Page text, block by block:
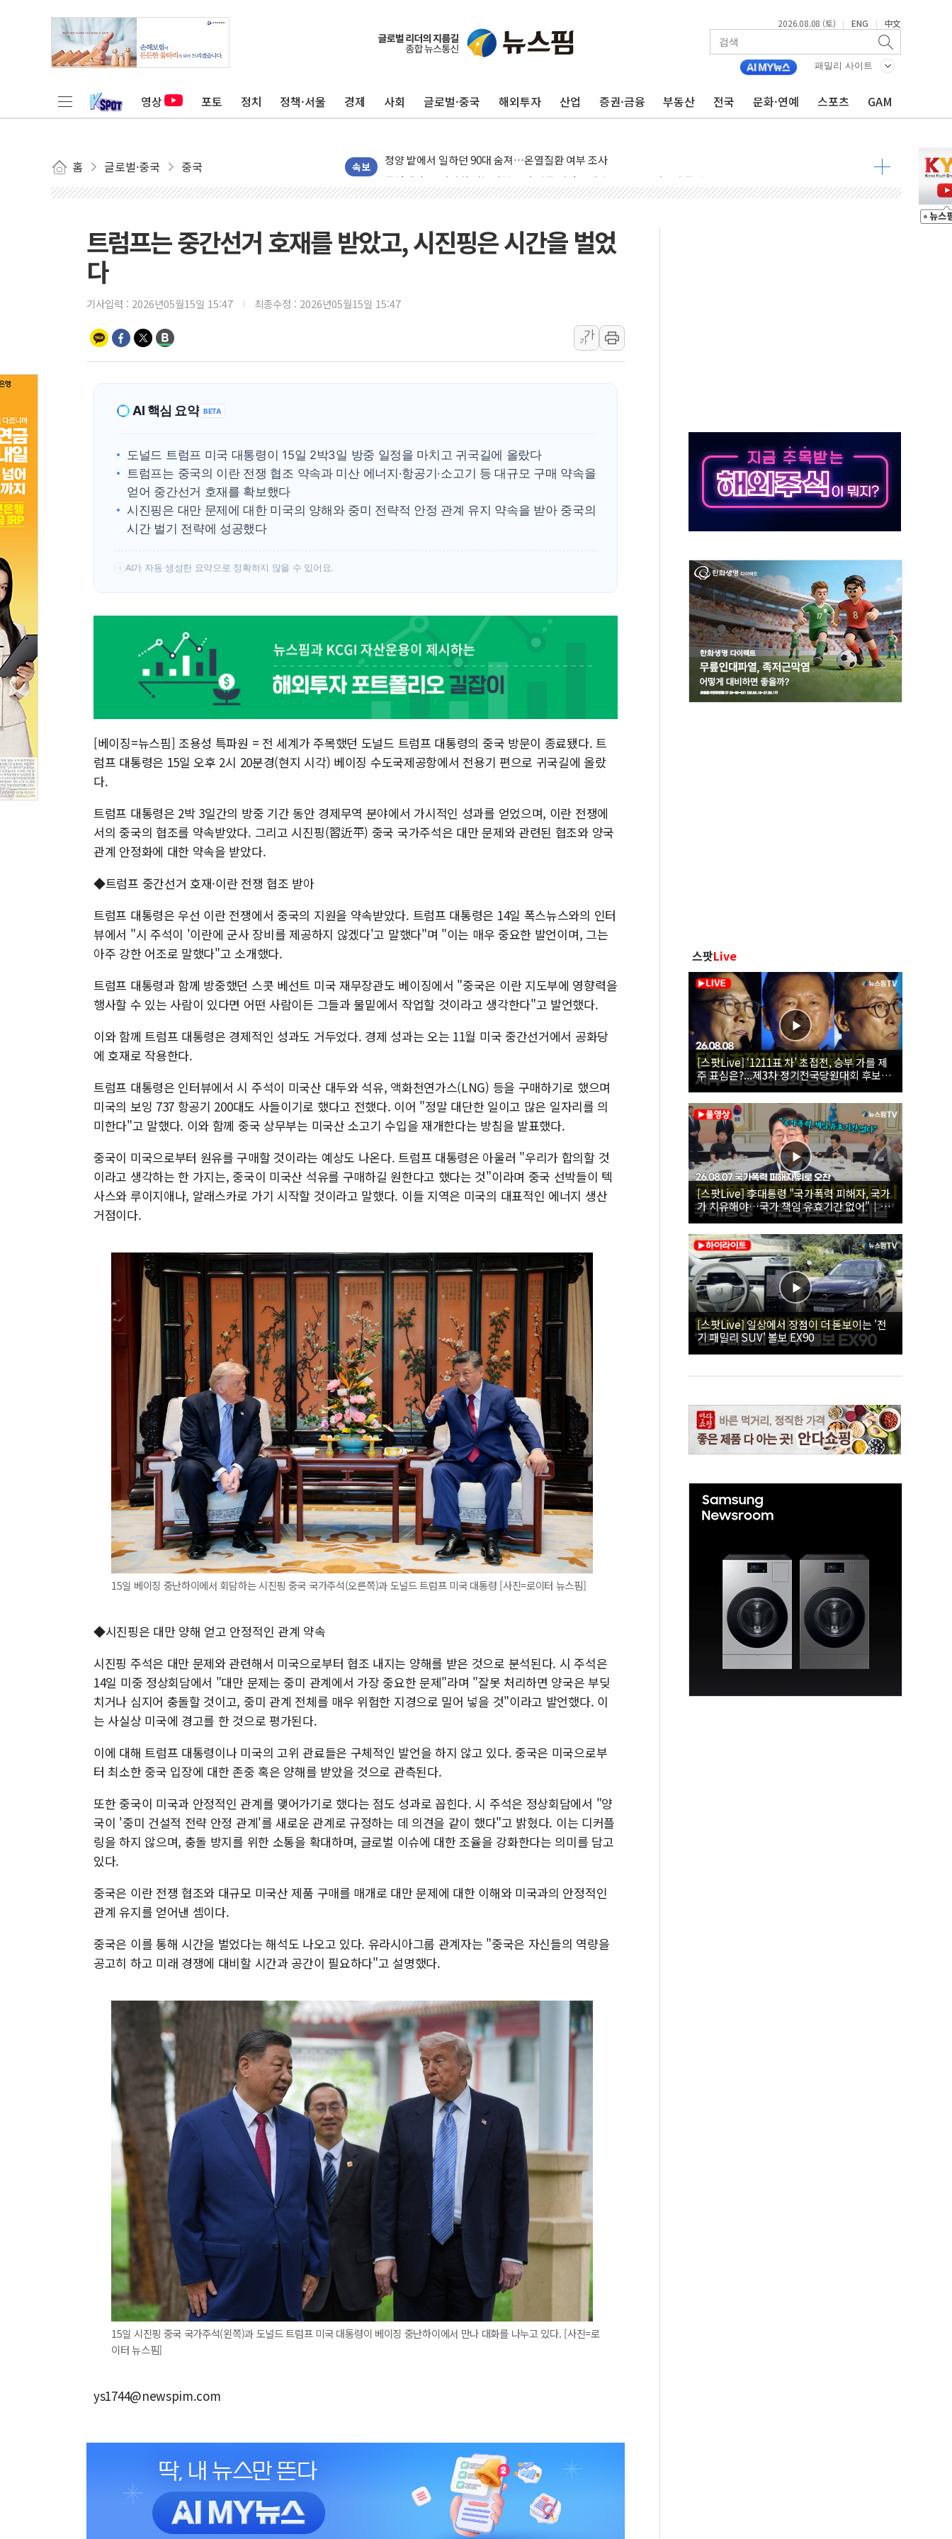
2026.08.08 (토) | ENG | 中文
패밀리 사이트
영상 포토 정치 정책·서울 경제 사회 글로벌·중국 해외투자 산업 증권·금융 부동산 전국 문화·연예 스포츠 GAM
홈 글로벌·중국 중국 속보
동해시, 11~14일 '별똥별 멍' 운영…페르세우스 유성우 관측
강원 중·남부 동해안 시간당 50mm 이상 폭우…호우경보 발효
폭염에 車 운전면허 기능시험 오전 집중 편성…체감온도 38도 넘으면 중단
李대통령, 'ISA·주가누르기 방지법' 전면 재검토 지시
충북 주말 무더위 지속…청주·진천 35도, 곳곳 소나기
10월 보완수사권 폐지·공소청 출범…피해자들 '범죄 사각지대' 우려
유럽증시, 美 고용 예상 밖 부진에 연준 금리 인상 가능성 낮아지며 상승… STOXX 600 지수는 나흘 연속 최고치
미 연준 매파 기세 꺾이나…고용 감소에 9월 동결 전망 우세
[종합] 이슬람 수니파 3국, '공동방위협정' 체결… 이스라엘·이란 위협에 맞설 자체 억지력 강화
이란 핵심 원유 수출항 '하르그섬', 최근 1주일 이상 '올스톱'… 美 해상봉쇄 영향
트럼프는 중간선거 호재를 받았고, 시진핑은 시간을 벌었
다
기사입력 : 2026년05월15일 15:47 최종수정 : 2026년05월15일 15:47
가
가
AI 핵심 요약 BETA
도널드 트럼프 미국 대통령이 15일 2박3일 방중 일정을 마치고 귀국길에 올랐다
트럼프는 중국의 이란 전쟁 협조 약속과 미산 에너지·항공기·소고기 등 대규모 구매 약속을
얻어 중간선거 호재를 확보했다
시진핑은 대만 문제에 대한 미국의 양해와 중미 전략적 안정 관계 유지 약속을 받아 중국의
시간 벌기 전략에 성공했다
! AI가 자동 생성한 요약으로 정확하지 않을 수 있어요.
[베이징=뉴스핌] 조용성 특파원 = 전 세계가 주목했던 도널드 트럼프 대통령의 중국 방문이 종료됐다. 트
럼프 대통령은 15일 오후 2시 20분경(현지 시각) 베이징 수도국제공항에서 전용기 편으로 귀국길에 올랐
다.
트럼프 대통령은 2박 3일간의 방중 기간 동안 경제무역 분야에서 가시적인 성과를 얻었으며, 이란 전쟁에
서의 중국의 협조를 약속받았다. 그리고 시진핑(習近平) 중국 국가주석은 대만 문제와 관련된 협조와 양국
관계 안정화에 대한 약속을 받았다.
◆트럼프 중간선거 호재·이란 전쟁 협조 받아
트럼프 대통령은 우선 이란 전쟁에서 중국의 지원을 약속받았다. 트럼프 대통령은 14일 폭스뉴스와의 인터
뷰에서 "시 주석이 '이란에 군사 장비를 제공하지 않겠다'고 말했다"며 "이는 매우 중요한 발언이며, 그는
아주 강한 어조로 말했다"고 소개했다.
트럼프 대통령과 함께 방중했던 스콧 베선트 미국 재무장관도 베이징에서 "중국은 이란 지도부에 영향력을
행사할 수 있는 사람이 있다면 어떤 사람이든 그들과 물밑에서 작업할 것이라고 생각한다"고 발언했다.
이와 함께 트럼프 대통령은 경제적인 성과도 거두었다. 경제 성과는 오는 11월 미국 중간선거에서 공화당
에 호재로 작용한다.
트럼프 대통령은 인터뷰에서 시 주석이 미국산 대두와 석유, 액화천연가스(LNG) 등을 구매하기로 했으며
미국의 보잉 737 항공기 200대도 사들이기로 했다고 전했다. 이어 "정말 대단한 일이고 많은 일자리를 의
미한다"고 말했다. 이와 함께 중국 상무부는 미국산 소고기 수입을 재개한다는 방침을 발표했다.
중국이 미국으로부터 원유를 구매할 것이라는 예상도 나온다. 트럼프 대통령은 아울러 "우리가 합의할 것
이라고 생각하는 한 가지는, 중국이 미국산 석유를 구매하길 원한다고 했다는 것"이라며 중국 선박들이 텍
사스와 루이지애나, 알래스카로 가기 시작할 것이라고 말했다. 이들 지역은 미국의 대표적인 에너지 생산
거점이다.
15일 베이징 중난하이에서 회담하는 시진핑 중국 국가주석(오른쪽)과 도널드 트럼프 미국 대통령 [사진=로이터 뉴스핌]
◆시진핑은 대만 양해 얻고 안정적인 관계 약속
시진핑 주석은 대만 문제와 관련해서 미국으로부터 협조 내지는 양해를 받은 것으로 분석된다. 시 주석은
14일 미중 정상회담에서 "대만 문제는 중미 관계에서 가장 중요한 문제"라며 "잘못 처리하면 양국은 부딪
치거나 심지어 충돌할 것이고, 중미 관계 전체를 매우 위험한 지경으로 밀어 넣을 것"이라고 발언했다. 이
는 사실상 미국에 경고를 한 것으로 평가된다.
이에 대해 트럼프 대통령이나 미국의 고위 관료들은 구체적인 발언을 하지 않고 있다. 중국은 미국으로부
터 최소한 중국 입장에 대한 존중 혹은 양해를 받았을 것으로 관측된다.
또한 중국이 미국과 안정적인 관계를 맺어가기로 했다는 점도 성과로 꼽힌다. 시 주석은 정상회담에서 "양
국이 '중미 건설적 전략 안정 관계'를 새로운 관계로 규정하는 데 의견을 같이 했다"고 밝혔다. 이는 디커플
링을 하지 않으며, 충돌 방지를 위한 소통을 확대하며, 글로벌 이슈에 대한 조율을 강화한다는 의미를 담고
있다.
중국은 이란 전쟁 협조와 대규모 미국산 제품 구매를 매개로 대만 문제에 대한 이해와 미국과의 안정적인
관계 유지를 얻어낸 셈이다.
중국은 이를 통해 시간을 벌었다는 해석도 나오고 있다. 유라시아그룹 관계자는 "중국은 자신들의 역량을
공고히 하고 미래 경쟁에 대비할 시간과 공간이 필요하다"고 설명했다.
15일 시진핑 중국 국가주석(왼쪽)과 도널드 트럼프 미국 대통령이 베이징 중난하이에서 만나 대화를 나누고 있다. [사진=로
이터 뉴스핌]
ys1744@newspim.com
스팟Live
[스팟Live] ‘1211표 차’ 초접전, 승부 가를 제
주 표심은?...제3차 정기전국당원대회 후보자
제주 합동연설회 생중계 | 26.08.08
[스팟Live] 李대통령 "국가폭력 피해자, 국가
가 치유해야…국가 책임 유효기간 없어"｜
26.08.07 국가폭력 피해자 위로 오찬
[스팟Live] 일상에서 장점이 더 돋보이는 '전
기 패밀리 SUV' 볼보 EX90